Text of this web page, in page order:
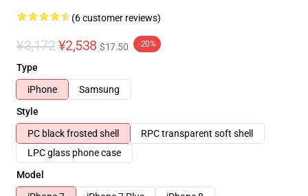
(6 customer reviews)
¥3,172 ¥2,538 $17.50 -20%
Type
iPhone
Samsung
Style
PC black frosted shell
RPC transparent soft shell
LPC glass phone case
Model